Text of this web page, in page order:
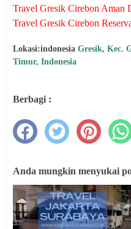
Travel Gresik Cirebon Aman
Travel Gresik Cirebon
Lokasi:indonesia Gresik, Kec.
Timur, Indonesia
Berbagi :
Anda mungkin menyukai